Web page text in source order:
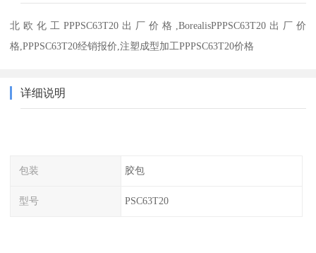
北欧化工PPPSC63T20出厂价格,BorealisPPPSC63T20出厂价
格,PPPSC63T20经销报价,注塑成型加工PPPSC63T20价格
详细说明
包装 胶包
型号 PSC63T20